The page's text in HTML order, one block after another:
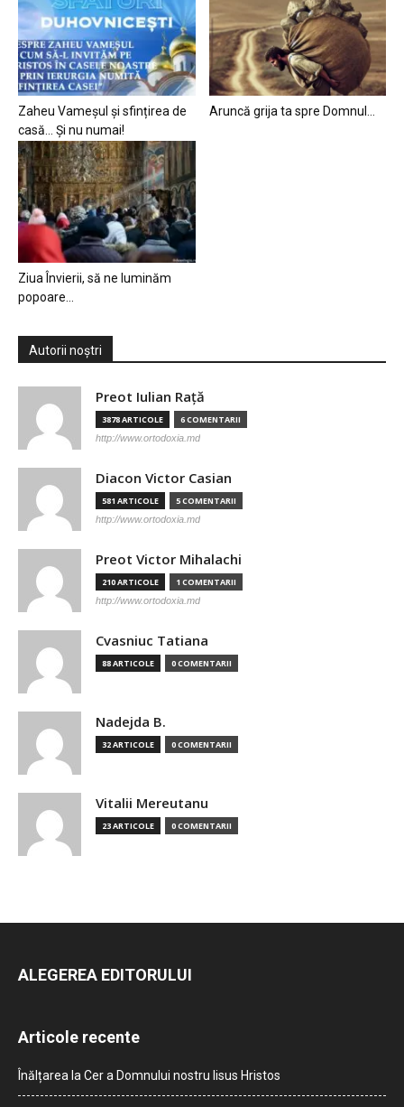
Zaheu Vameșul și sfințirea de
casă… Și nu numai!
Aruncă grija ta spre Domnul…
Ziua Învierii, să ne luminăm
popoare…
Autorii noștri
Preot Iulian Raţă
3878 ARTICOLE 6 COMENTARII
http://www.ortodoxia.md
Diacon Victor Casian
581 ARTICOLE 5 COMENTARII
http://www.ortodoxia.md
Preot Victor Mihalachi
210 ARTICOLE 1 COMENTARII
http://www.ortodoxia.md
Cvasniuc Tatiana
88 ARTICOLE 0 COMENTARII
Nadejda B.
32 ARTICOLE 0 COMENTARII
Vitalii Mereutanu
23 ARTICOLE 0 COMENTARII
ALEGEREA EDITORULUI
Articole recente
Înălțarea la Cer a Domnului nostru Iisus Hristos